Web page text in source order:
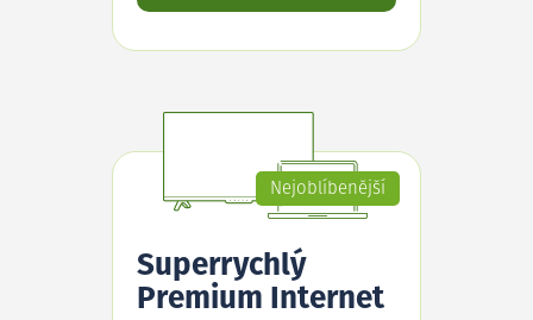
Nejoblíbenější
Superrychlý
Premium Internet